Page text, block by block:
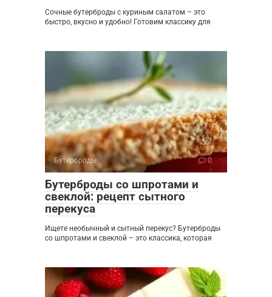
Сочные бутерброды с куриным салатом – это
быстро, вкусно и удобно! Готовим классику для
Бутерброды 0
Бутерброды со шпротами и
свеклой: рецепт сытного
перекуса
Ищете необычный и сытный перекус? Бутерброды
со шпротами и свеклой – это классика, которая